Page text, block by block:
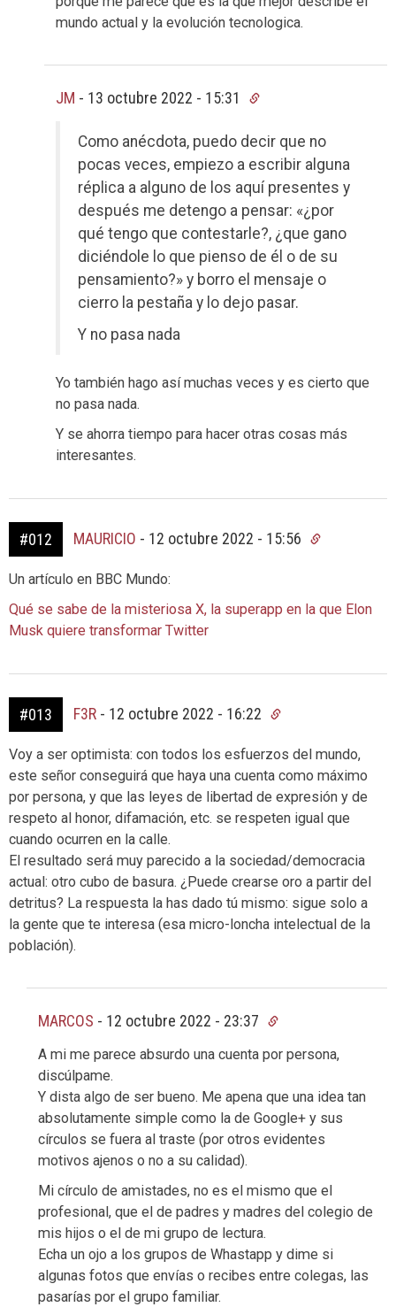
mundo actual y la evolución tecnologica.
JM - 13 octubre 2022 - 15:31
Como anécdota, puedo decir que no
pocas veces, empiezo a escribir alguna
réplica a alguno de los aquí presentes y
después me detengo a pensar: «¿por
qué tengo que contestarle?, ¿que gano
diciéndole lo que pienso de él o de su
pensamiento?» y borro el mensaje o
cierro la pestaña y lo dejo pasar.
Y no pasa nada
Yo también hago así muchas veces y es cierto que
no pasa nada.
Y se ahorra tiempo para hacer otras cosas más
interesantes.
#012 MAURICIO - 12 octubre 2022 - 15:56
Un artículo en BBC Mundo:
Qué se sabe de la misteriosa X, la superapp en la que Elon
Musk quiere transformar Twitter
#013 F3R - 12 octubre 2022 - 16:22
Voy a ser optimista: con todos los esfuerzos del mundo,
este señor conseguirá que haya una cuenta como máximo
por persona, y que las leyes de libertad de expresión y de
respeto al honor, difamación, etc. se respeten igual que
cuando ocurren en la calle.
El resultado será muy parecido a la sociedad/democracia
actual: otro cubo de basura. ¿Puede crearse oro a partir del
detritus? La respuesta la has dado tú mismo: sigue solo a
la gente que te interesa (esa micro-loncha intelectual de la
población).
MARCOS - 12 octubre 2022 - 23:37
A mi me parece absurdo una cuenta por persona,
discúlpame.
Y dista algo de ser bueno. Me apena que una idea tan
absolutamente simple como la de Google+ y sus
círculos se fuera al traste (por otros evidentes
motivos ajenos o no a su calidad).
Mi círculo de amistades, no es el mismo que el
profesional, que el de padres y madres del colegio de
mis hijos o el de mi grupo de lectura.
Echa un ojo a los grupos de Whastapp y dime si
algunas fotos que envías o recibes entre colegas, las
pasarías por el grupo familiar.